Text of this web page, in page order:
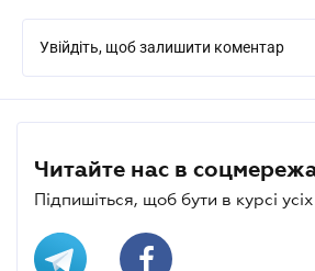
Увійдіть, щоб залишити коментар
Читайте нас в
Підпишіться, щоб бути в курсі